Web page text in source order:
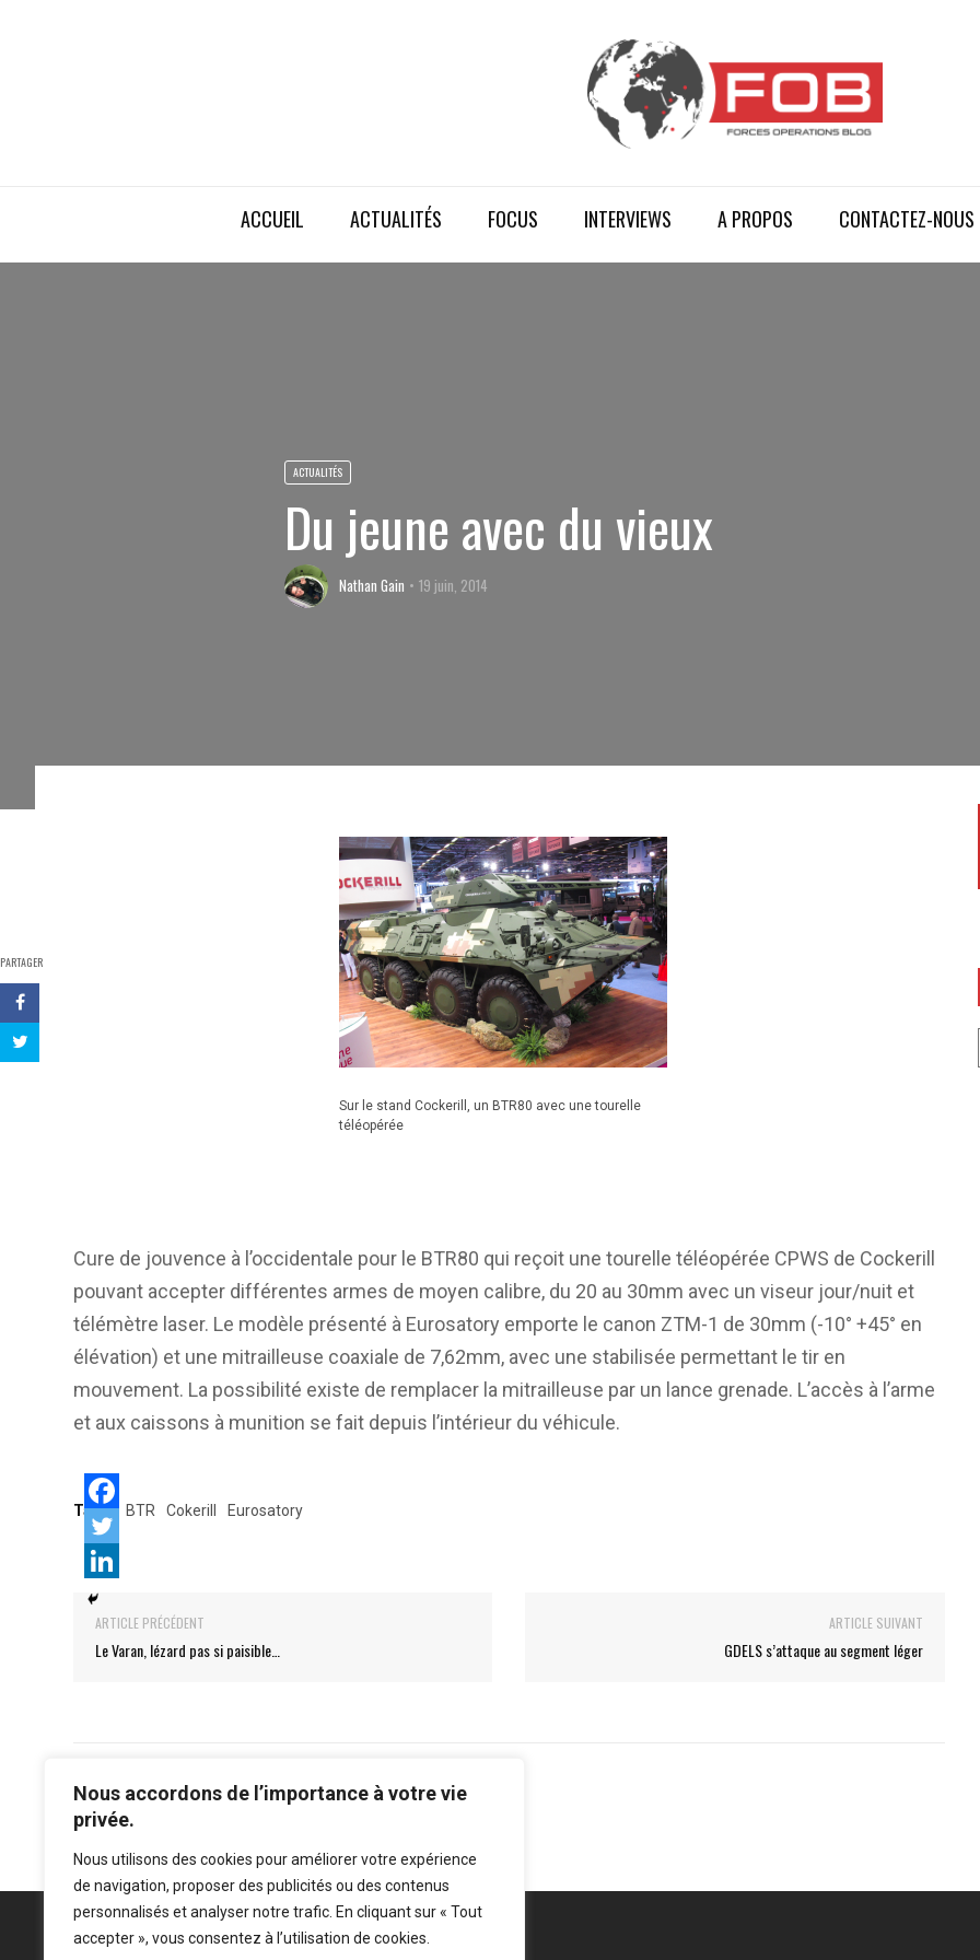
Nous accordons de l’importance à votre vie
privée.
Nous utilisons des cookies pour améliorer votre expérience
de navigation, proposer des publicités ou des contenus
personnalisés et analyser notre trafic. En cliquant sur « Tout
accepter », vous consentez à l’utilisation de cookies.
ACCUEIL ACTUALITÉS FOCUS INTERVIEWS A PROPOS CONTACTEZ-NOUS
ACTUALITÉS
Du jeune avec du vieux
Nathan Gain 19 juin, 2014
PARTAGER
Sur le stand Cockerill, un BTR80 avec une tourelle
téléopérée
Cure de jouvence à l’occidentale pour le BTR80 qui reçoit une tourelle téléopérée CPWS de Cockerill
pouvant accepter différentes armes de moyen calibre, du 20 au 30mm avec un viseur jour/nuit et
télémètre laser. Le modèle présenté à Eurosatory emporte le canon ZTM-1 de 30mm (-10° +45° en
élévation) et une mitrailleuse coaxiale de 7,62mm, avec une stabilisée permettant le tir en
mouvement. La possibilité existe de remplacer la mitrailleuse par un lance grenade. L’accès à l’arme
et aux caissons à munition se fait depuis l’intérieur du véhicule.
Tags: BTR Cokerill Eurosatory
ARTICLE PRÉCÉDENT
Le Varan, lézard pas si paisible…
ARTICLE SUIVANT
GDELS s’attaque au segment léger